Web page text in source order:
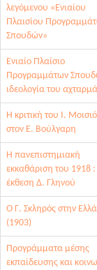
λεγόμενου «Ενιαίου
Πλαισίου
Σπουδών»
Ενιαίο Πλαίσιο
Προγραμμάτων
ιδεολογία του αχταρμά
Η κριτική του Ι.
στον Ε. Βούλγαρη
Η πανεπιστημιακή
εκκαθάριση του 1918
έκθεση Δ. Γληνού
Ο Γ. Σκληρός στην
(1903)
Προγράμματα μέσης
εκπαίδευσης και